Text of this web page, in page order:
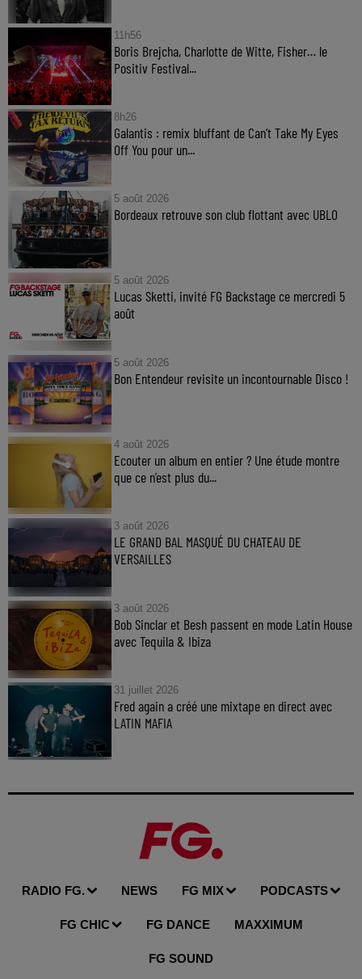
11h56
Boris Brejcha, Charlotte de Witte, Fisher… le
Positiv Festival...
8h26
Galantis : remix bluffant de Can’t Take My Eyes
Off You pour un...
5 août 2026
Bordeaux retrouve son club flottant avec UBLO
5 août 2026
Lucas Sketti, invité FG Backstage ce mercredi 5
août
5 août 2026
Bon Entendeur revisite un incontournable Disco !
4 août 2026
Ecouter un album en entier ? Une étude montre
que ce n’est plus du...
3 août 2026
LE GRAND BAL MASQUÉ DU CHATEAU DE
VERSAILLES
3 août 2026
Bob Sinclar et Besh passent en mode Latin House
avec Tequila & Ibiza
31 juillet 2026
Fred again a créé une mixtape en direct avec
LATIN MAFIA
RADIO FG. NEWS FG MIX PODCASTS
FG CHIC FG DANCE MAXXIMUM
FG SOUND